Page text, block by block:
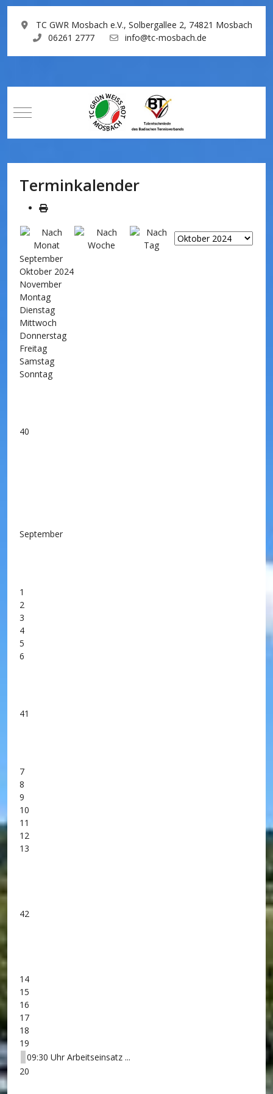
TC GWR Mosbach e.V., Solbergallee 2, 74821 Mosbach
06261 2777
info@tc-mosbach.de
Mobile Menu Toggle
Terminkalender
September
Oktober 2024
November
Montag
Dienstag
Mittwoch
Donnerstag
Freitag
Samstag
Sonntag
40
September
1
2
3
4
5
6
41
7
8
9
10
11
12
13
42
14
15
16
17
18
19
09:30 Uhr Arbeitseinsatz ...
20